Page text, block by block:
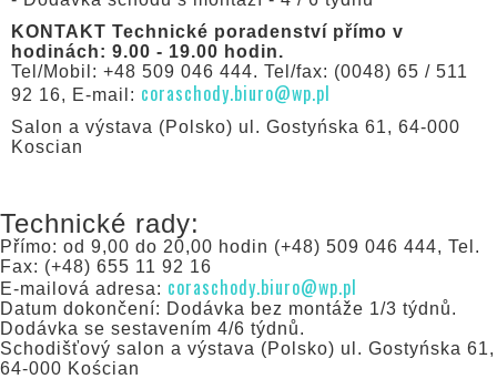
KONTAKT Technické poradenství přímo v
hodinách: 9.00 - 19.00 hodin.
Tel/Mobil: +48 509 046 444. Tel/fax: (0048) 65 / 511
92 16, E-mail: coraschody.biuro@wp.pl
Salon a výstava (Polsko) ul. Gostyńska 61, 64-000
Koscian
Technické rady:
Přímo: od 9,00 do 20,00 hodin (+48) 509 046 444, Tel.
Fax: (+48) 655 11 92 16
E-mailová adresa: coraschody.biuro@wp.pl
Datum dokončení: Dodávka bez montáže 1/3 týdnů.
Dodávka se sestavením 4/6 týdnů.
Schodišťový salon a výstava (Polsko) ul. Gostyńska 61,
64-000 Kościan